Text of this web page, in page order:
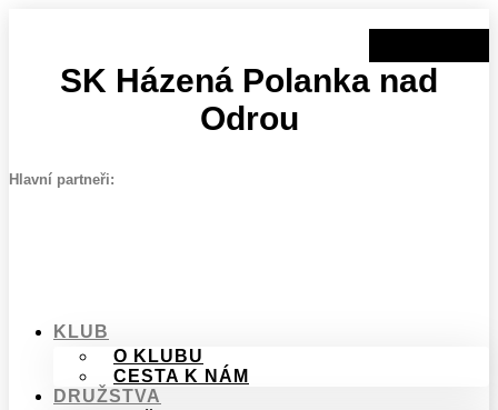
SK Házená Polanka nad
Odrou
Hlavní partneři:
KLUB
O KLUBU
CESTA K NÁM
DRUŽSTVA